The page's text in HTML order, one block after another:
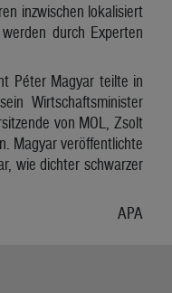
inzwischen lokalisiert
durch Experten
Péter Magyar teilte in
Wirtschaftsminister
von MOL, Zsolt
Magyar veröffentlichte
wie dichter schwarzer
APA